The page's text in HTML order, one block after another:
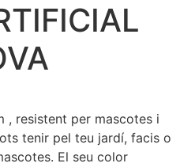
, resistent per mascotes i
tenir pel teu jardí, facis o
El seu color